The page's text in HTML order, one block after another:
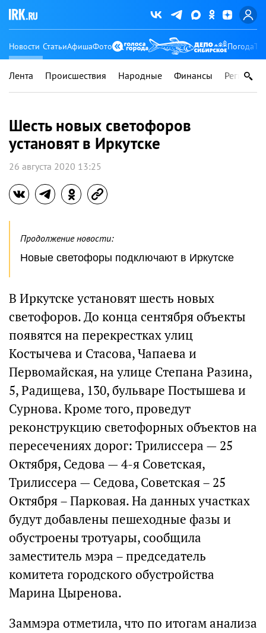
Новости СтатьиАфишаФото Погода
Лента Происшествия Народные Финансы Регионы
Шесть новых светофоров
установят в Иркутске
26 августа 2020 13:25
Продолжение новости:
Новые светофоры подключают в Иркутске
В Иркутске установят шесть новых
светофоров. До конца сентября объекты
появятся на перекрестках улиц
Костычева и Стасова, Чапаева и
Первомайская, на улице Степана Разина,
5, Радищева, 130, бульваре Постышева и
Сурнова. Кроме того, проведут
реконструкцию светофорных объектов на
пересечениях дорог: Трилиссера — 25
Октября, Седова — 4-я Советская,
Трилиссера — Седова, Советская – 25
Октября – Парковая. На данных участках
будут добавлены пешеходные фазы и
обустроены тротуары, сообщила
заместитель мэра – председатель
комитета городского обустройства
Марина Цыренова.
Заммэра отметила, что по итогам анализа